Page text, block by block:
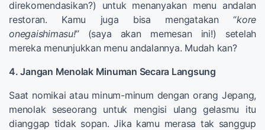
direkomendasikan?) untuk menanyakan menu andalan
restoran. Kamu juga bisa mengatakan “kore
onegaishimasu!” (saya akan memesan ini!) setelah
mereka menunjukkan menu andalannya. Mudah kan?
4. Jangan Menolak Minuman Secara Langsung
Saat nomikai atau minum-minum dengan orang Jepang,
menolak seseorang untuk mengisi ulang gelasmu itu
dianggap tidak sopan. Jika kamu merasa tak sanggup